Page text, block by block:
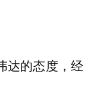
达的态度，经